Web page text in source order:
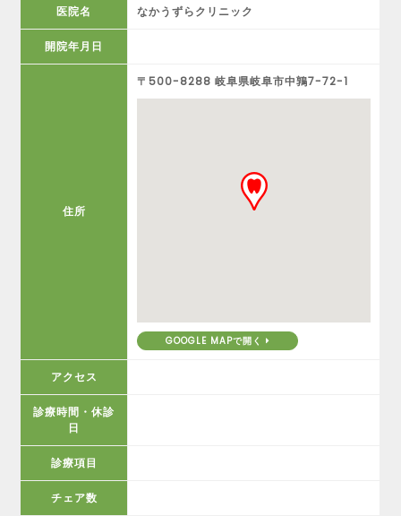
医院名 なかうずらクリニック
開院年月日
住所
〒500-8288 岐阜県岐阜市中鶉7-72-1
GOOGLE MAPで開く
アクセス
診療時間・休診
日
診療項目
チェア数